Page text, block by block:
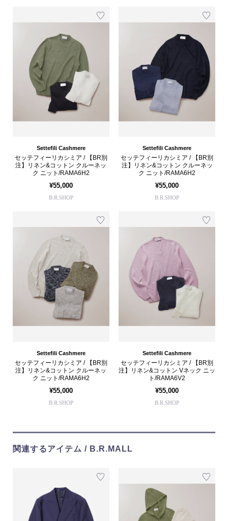
Settefili Cashmere
セッテフィーリカシミア / 【BR別
注】リネン&コットン クルーネッ
ク ニット/RAMA6H2
¥55,000
B.R.SHOP
Settefili Cashmere
セッテフィーリカシミア / 【BR別
注】リネン&コットン クルーネッ
ク ニット/RAMA6H2
¥55,000
B.R.SHOP
Settefili Cashmere
セッテフィーリカシミア / 【BR別
注】リネン&コットン クルーネッ
ク ニット/RAMA6H2
¥55,000
B.R.SHOP
Settefili Cashmere
セッテフィーリカシミア / 【BR別
注】リネン&コットン Vネック ニッ
ト/RAMA6V2
¥55,000
B.R.SHOP
関連するアイテム / B.R.MALL